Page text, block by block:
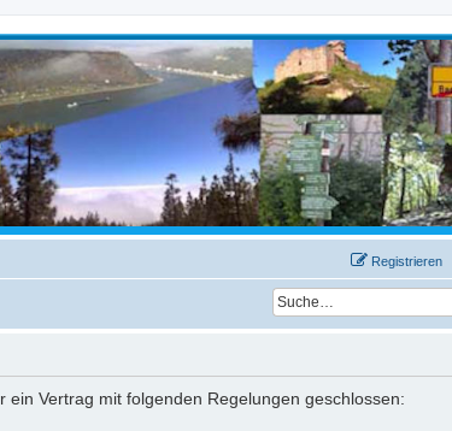
Registrieren
ein Vertrag mit folgenden Regelungen geschlossen: